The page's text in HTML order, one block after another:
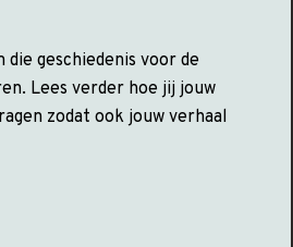
die geschiedenis voor de
Lees verder hoe jij jouw
zodat ook jouw verhaal